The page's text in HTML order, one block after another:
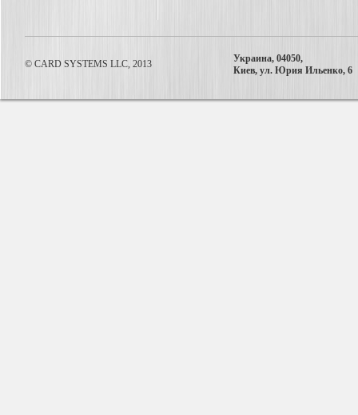
© CARD SYSTEMS LLC, 2013
Украина, 04050,
Киев, ул. Юрия Ильенко, 6